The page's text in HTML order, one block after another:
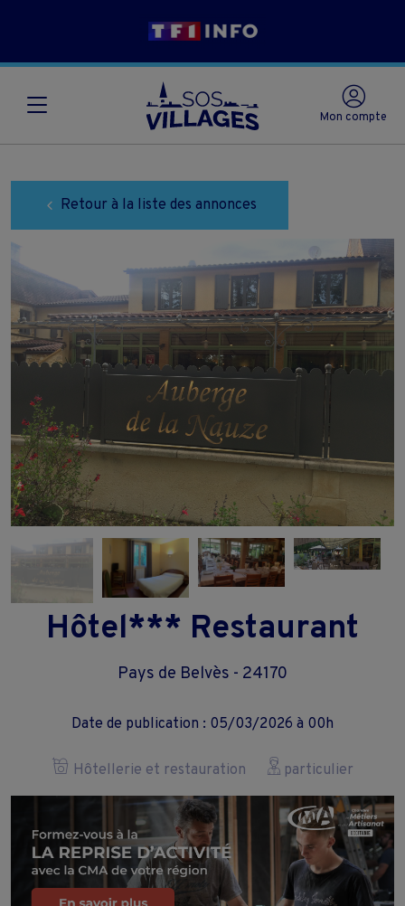
Mon compte
Retour à la liste des annonces
Hôtel*** Restaurant
Pays de Belvès - 24170
Date de publication : 05/03/2026 à 00h
Hôtellerie et restauration particulier